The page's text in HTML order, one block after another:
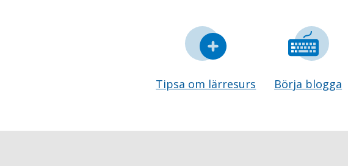
Tipsa om lärresurs Börja blogga